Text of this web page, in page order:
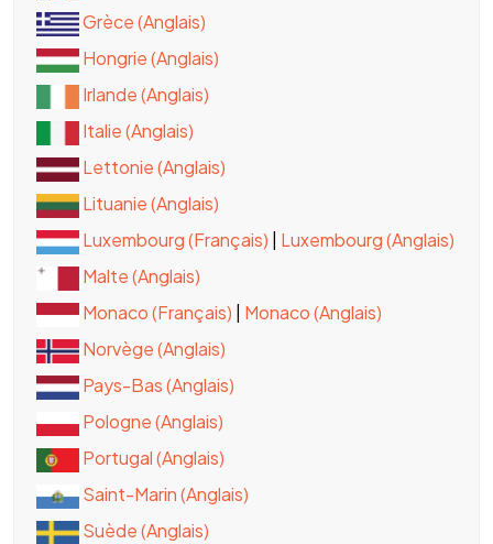
Grèce (Anglais)
Hongrie (Anglais)
Irlande (Anglais)
Italie (Anglais)
Lettonie (Anglais)
Lituanie (Anglais)
Luxembourg (Français)
Luxembourg (Anglais)
Malte (Anglais)
Monaco (Français)
Monaco (Anglais)
Norvège (Anglais)
Pays-Bas (Anglais)
Pologne (Anglais)
Portugal (Anglais)
Saint-Marin (Anglais)
Suède (Anglais)